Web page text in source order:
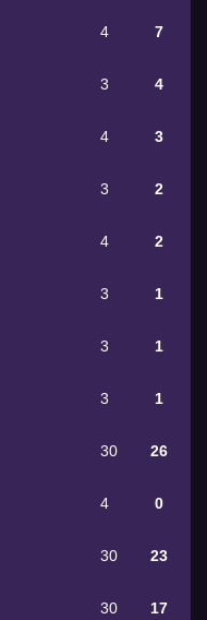
4 7
3 4
4 3
3 2
4 2
3 1
3 1
3 1
30 26
4 0
30 23
30 17